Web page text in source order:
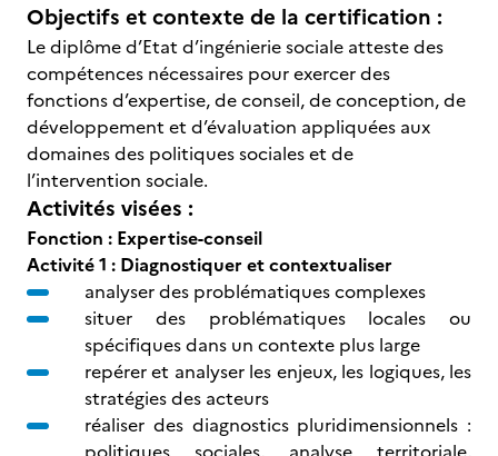
Objectifs et contexte de la certification :
Le diplôme d’Etat d’ingénierie sociale atteste des
compétences nécessaires pour exercer des
fonctions d’expertise, de conseil, de conception, de
développement et d’évaluation appliquées aux
domaines des politiques sociales et de
l’intervention sociale.
Activités visées :
Fonction : Expertise-conseil
Activité 1 : Diagnostiquer et contextualiser
analyser des problématiques complexes
situer des problématiques locales ou
spécifiques dans un contexte plus large
repérer et analyser les enjeux, les logiques, les
stratégies des acteurs
réaliser des diagnostics pluridimensionnels :